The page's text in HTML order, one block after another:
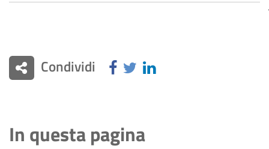
Condividi
In questa pagina